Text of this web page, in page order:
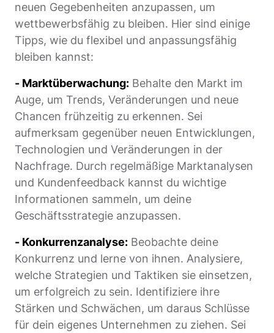
neuen Gegebenheiten anzupassen, um
wettbewerbsfähig zu bleiben. Hier sind einige
Tipps, wie du flexibel und anpassungsfähig
bleiben kannst:
- Marktüberwachung: Behalte den Markt im
Auge, um Trends, Veränderungen und neue
Chancen frühzeitig zu erkennen. Sei
aufmerksam gegenüber neuen Entwicklungen,
Technologien und Veränderungen in der
Nachfrage. Durch regelmäßige Marktanalysen
und Kundenfeedback kannst du wichtige
Informationen sammeln, um deine
Geschäftsstrategie anzupassen.
- Konkurrenzanalyse: Beobachte deine
Konkurrenz und lerne von ihnen. Analysiere,
welche Strategien und Taktiken sie einsetzen,
um erfolgreich zu sein. Identifiziere ihre
Stärken und Schwächen, um daraus Schlüsse
für dein eigenes Unternehmen zu ziehen. Sei